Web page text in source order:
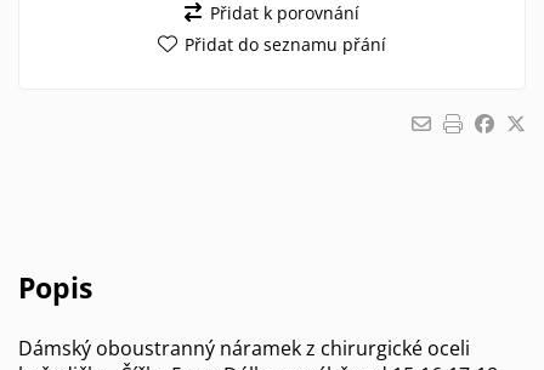
Přidat k porovnání
Přidat do seznamu přání
Popis
Dámský oboustranný náramek z chirurgické oceli